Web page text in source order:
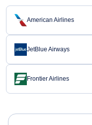
American Airlines
JetBlue Airways
Frontier Airlines